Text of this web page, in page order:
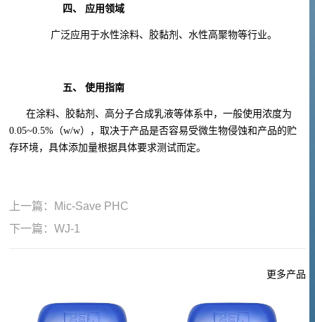
四、 应用领域
广泛应用于水性涂料、胶黏剂、水性高聚物等行业。
五、使用指南
在涂料、胶黏剂、高分子合成乳液等体系中，一般使用浓度为
0.05~0.5% （w/w），取决于产品是否容易受微生物侵蚀和产品的贮
存环境，具体添加量根据具体要求测试而定。
上一篇： Mic-Save PHC
下一篇：WJ-1
更多产品